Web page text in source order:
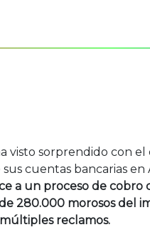
visto sorprendido con
cuentas bancarias en
a un proceso de
280.000 morosos del
reclamos.